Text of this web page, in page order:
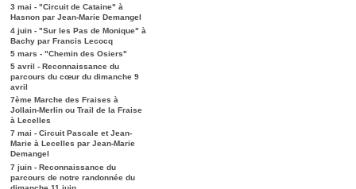
3 mai - "Circuit de Cataine" à
Hasnon par Jean-Marie Demangel
4 juin - "Sur les Pas de Monique" à
Bachy par Francis Lecocq
5 mars - "Chemin des Osiers"
5 avril - Reconnaissance du
parcours du cœur du dimanche 9
avril
7ème Marche des Fraises à
Jollain-Merlin ou Trail de la Fraise
à Lecelles
7 mai - Circuit Pascale et Jean-
Marie à Lecelles par Jean-Marie
Demangel
7 juin - Reconnaissance du
parcours de notre randonnée du